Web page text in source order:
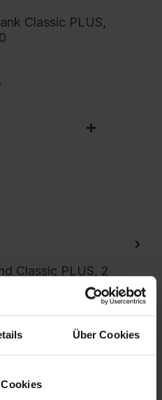
Über Cookies
Classic PLUS,
Classic PLUS, 2
und Berufskleidung,